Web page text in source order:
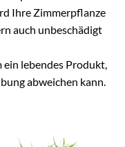
Ihre Zimmerpflanze
auch unbeschädigt
ein lebendes Produkt,
abweichen kann.